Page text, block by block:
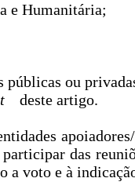
e Humanitária;
ou
deste artigo.
das
a voto e à